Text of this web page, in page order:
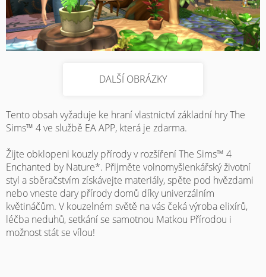
DALŠÍ OBRÁZKY
Tento obsah vyžaduje ke hraní vlastnictví základní hry The
Sims™ 4 ve službě EA APP, která je zdarma.
Žijte obklopeni kouzly přírody v rozšíření The Sims™ 4
Enchanted by Nature*. Přijměte volnomyšlenkářský životní
styl a sběračstvím získávejte materiály, spěte pod hvězdami
nebo vneste dary přírody domů díky univerzálním
květináčům. V kouzelném světě na vás čeká výroba elixírů,
léčba neduhů, setkání se samotnou Matkou Přírodou i
možnost stát se vílou!